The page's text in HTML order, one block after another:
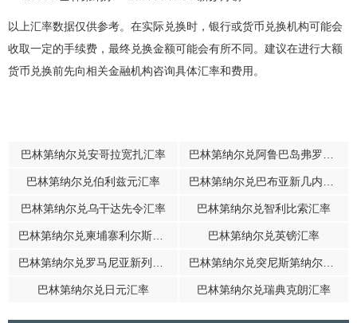
以上汇率数据仅供参考。在实际兑换时，银行或货币兑换机构可能会
收取一定的手续费，最终兑换金额可能会有所不同。建议在进行大额
货币兑换前先向相关金融机构咨询具体汇率和费用。
巴林第纳尔兑安哥拉宽扎汇率
巴林第纳尔兑伯利兹元汇率
巴林第纳尔兑乌干达先令汇率 巴林第纳尔兑智利比索汇率
巴林第纳尔兑英镑汇率
巴林第纳尔兑日元汇率 巴林第纳尔兑瑞典克朗汇率